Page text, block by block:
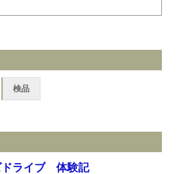
検品
ドライブ 体験記